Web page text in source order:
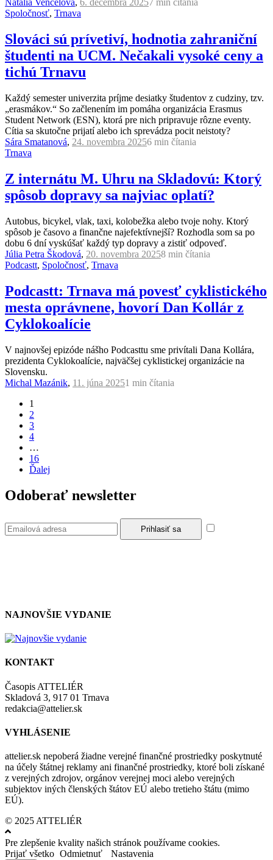
Natália Vencelová, 6. decembra 20257 min čítania
Spoločnosť, Trnava
Slováci sú prívetiví, hodnotia zahraniční
študenti na UCM. Nečakali vysoké ceny a
tichú Trnavu
Každý semester univerzita príjme desiatky študentov z cudziny, tzv.
„erasmákov.“ So začlenením im pomáha organizácia Erasmus
Student Network (ESN), ktorá pre nich pripravuje rôzne eventy.
Cítia sa skutočne prijatí alebo ich sprevádza pocit neistoty?
Sára Smatanová, 24. novembra 20256 min čítania
Trnava
Z internátu M. Uhru na Skladovú: Ktorý
spôsob dopravy sa najviac oplatí?
Autobus, bicykel, vlak, taxi, kolobežka alebo tvoje nohy. Ktorý
spôsob je časovo a finančne najefektívnejší? Rozhodla som sa po
dobu 6 dní vyskúšať každý typ dopravy a zistiť odpoveď.
Júlia Petra Škodová, 20. novembra 20258 min čítania
Podcastt, Spoločnosť, Trnava
Podcastt: Trnava má povesť cyklistického
mesta oprávnene, hovorí Dan Kollár z
Cyklokoalície
V najnovšej epizóde nášho Podcasttu sme privítali Dana Kollára,
prezidenta Cyklokoalície, najväčšej cyklistickej organizácie na
Slovensku.
Michal Mazánik, 11. júna 20251 min čítania
1
2
3
4
…
16
Ďalej
Odoberať newsletter
NAJNOVŠIE VYDANIE
KONTAKT
Časopis ATTELIÉR
Skladová 3, 917 01 Trnava
redakcia@attelier.sk
VYHLÁSENIE
attelier.sk nepoberá žiadne verejné finančné prostriedky poskytnuté
na účely štátnej reklamy ani finančné prostriedky, ktoré boli získané
z verejných zdrojov, orgánov verejnej moci alebo verejných
subjektov iných členských štátov EÚ alebo tretieho štátu (mimo
EÚ).
© 2025 ATTELIÉR
Pre zlepšenie kvality našich stránok používame cookies.
Prijať všetko Odmietnuť Nastavenia